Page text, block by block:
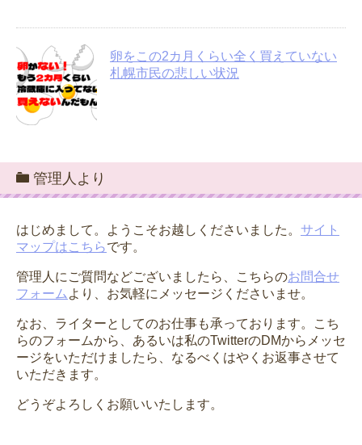
卵をこの2カ月くらい全く買えていない
札幌市民の悲しい状況
管理人より
はじめまして。ようこそお越しくださいました。 サイト
マップはこちらです。
管理人にご質問などございましたら、こちらのお問合せ
フォーム より、お気軽にメッセージくださいませ。
なお、ライターとしてのお仕事も承っております。こち
らのフォームから、あるいは私のTwitterのDMからメッセ
ージをいただけましたら、なるべくはやくお返事させて
いただきます。
どうぞよろしくお願いいたします。